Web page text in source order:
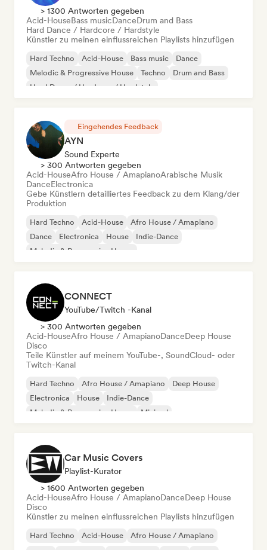
> 1300 Antworten gegeben
Acid-HouseBass musicDanceDrum and Bass
Hard Dance / Hardcore / Hardstyle
Künstler zu meinen einflussreichen Playlists hinzufügen
Hard Techno Acid-House Bass music
Dance
Melodic & Progressive House
Techno
Drum and Bass
Hard Dance / Hardcore / Hardstyle
Eingehendes Feedback
AYN
Sound Experte
> 300 Antworten gegeben
Acid-HouseAfro House / AmapianoArabische Musik
DanceElectronica
Gebe Künstlern detailliertes Feedback zu dem Klang/der
Produktion
Hard Techno Acid-House
Afro House / Amapiano
Dance
Electronica House
Indie-Dance
Melodic & Progressive House
CONNECT
YouTube/Twitch -Kanal
> 300 Antworten gegeben
Acid-HouseAfro House / AmapianoDanceDeep House
Disco
Teile Künstler auf meinem YouTube-, SoundCloud- oder
Twitch-Kanal
Hard Techno Afro House / Amapiano
Deep House
Electronica
House
Indie-Dance
Melodic & Progressive House
Minimal
Car Music Covers
Playlist-Kurator
> 1600 Antworten gegeben
Acid-HouseAfro House / AmapianoDanceDeep House
Disco
Künstler zu meinen einflussreichen Playlists hinzufügen
Hard Techno Acid-House
Afro House / Amapiano